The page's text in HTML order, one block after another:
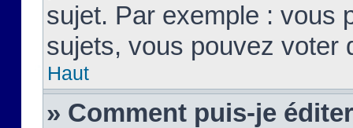
sujet. Par exemple : vous
sujets, vous pouvez voter
Haut
» Comment puis-je